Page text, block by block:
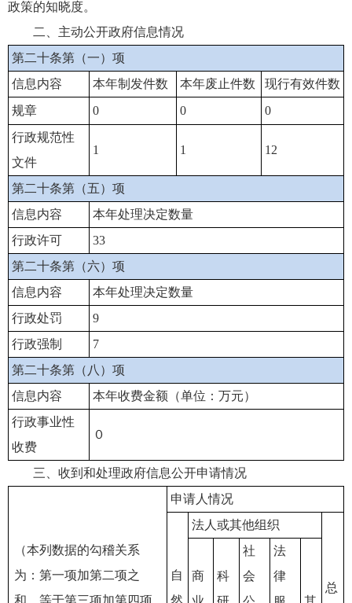
政策的知晓度。
二、主动公开政府信息情况
第二十条第（一）项
信息内容
本年制发件数 本年废止件数
现行有效件数
规章
0 0
0
行政规范性
文件
1 1 12
第二十条第（五）项
信息内容
本年处理决定数量
行政许可
33
第二十条第（六）项
信息内容
本年处理决定数量
行政处罚
9
行政强制
7
第二十条第（八）项
信息内容
本年收费金额（单位：万元）
行政事业性
收费
０
三、收到和处理政府信息公开申请情况
（本列数据的勾稽关系
为：第一项加第二项之
和，等于第三项加第四项
申请人情况
自
然
法人或其他组织
总
商
科
社
会
法
律